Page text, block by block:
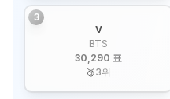
3
V
BTS
30,290 표
🥉3위